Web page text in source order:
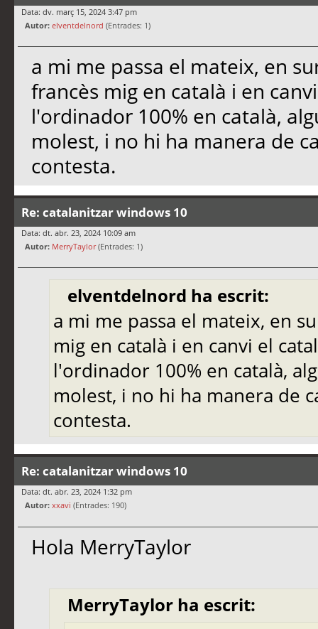
Data: dv. març 15, 2024 3:47 pm
Autor: elventdelnord (Entrades: 1)
a mi me passa el mateix, en
francès mig en català i en
l'ordinador 100% en català,
molest, i no hi ha manera de
contesta.
Re: catalanitzar windows 10
Data: dt. abr. 23, 2024 10:09 am
Autor: MerryTaylor(Entrades: 1)
elventdelnord ha escrit:
a mi me passa el mateix, en
mig en català i en canvi el
l'ordinador 100% en català,
molest, i no hi ha manera de
contesta.
Re: catalanitzar windows 10
Data: dt. abr. 23, 2024 1:32 pm
Autor: xxavi (Entrades: 190)
Hola MerryTaylor
MerryTaylor ha escrit: